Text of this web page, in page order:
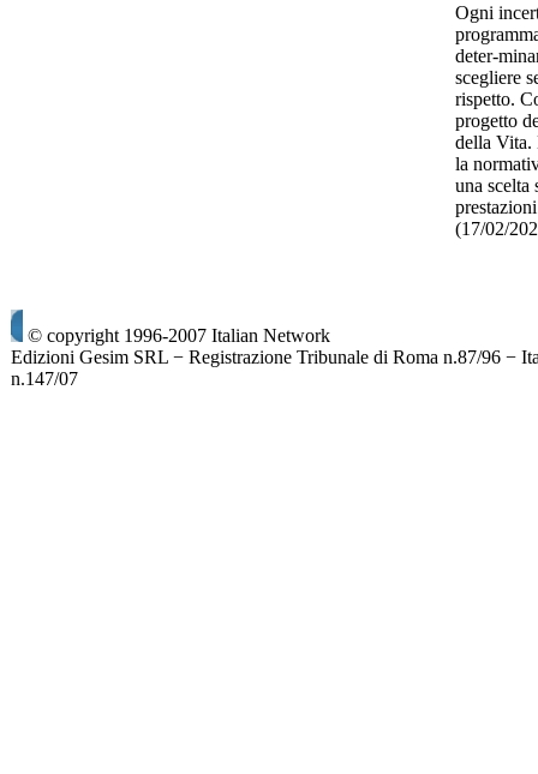
Ogni
deter-
scegliere
rispetto.
progetto
della Vita.
la
una scelta
(17/02/
© copyright 1996-2007 Italian Network
Edizioni Gesim SRL − Registrazione Tribunale di Roma n.87/96 −
n.147/07